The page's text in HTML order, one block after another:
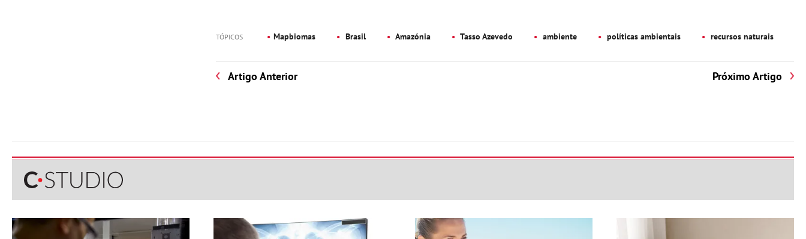
TÓPICOS Mapbiomas Brasil Amazónia Tasso Azevedo ambiente políticas ambientais recursos naturais
Artigo Anterior Próximo Artigo